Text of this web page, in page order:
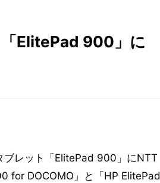
ElitePad 900」に
ブレット「ElitePad 900」にNTT
for DOCOMO」と「HP ElitePad